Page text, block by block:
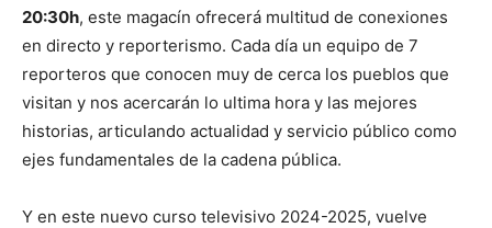
20:30h, este magacín ofrecerá multitud de conexiones
en directo y reporterismo. Cada día un equipo de 7
reporteros que conocen muy de cerca los pueblos que
visitan y nos acercarán lo ultima hora y las mejores
historias, articulando actualidad y servicio público como
ejes fundamentales de la cadena pública.
Y en este nuevo curso televisivo 2024-2025, vuelve